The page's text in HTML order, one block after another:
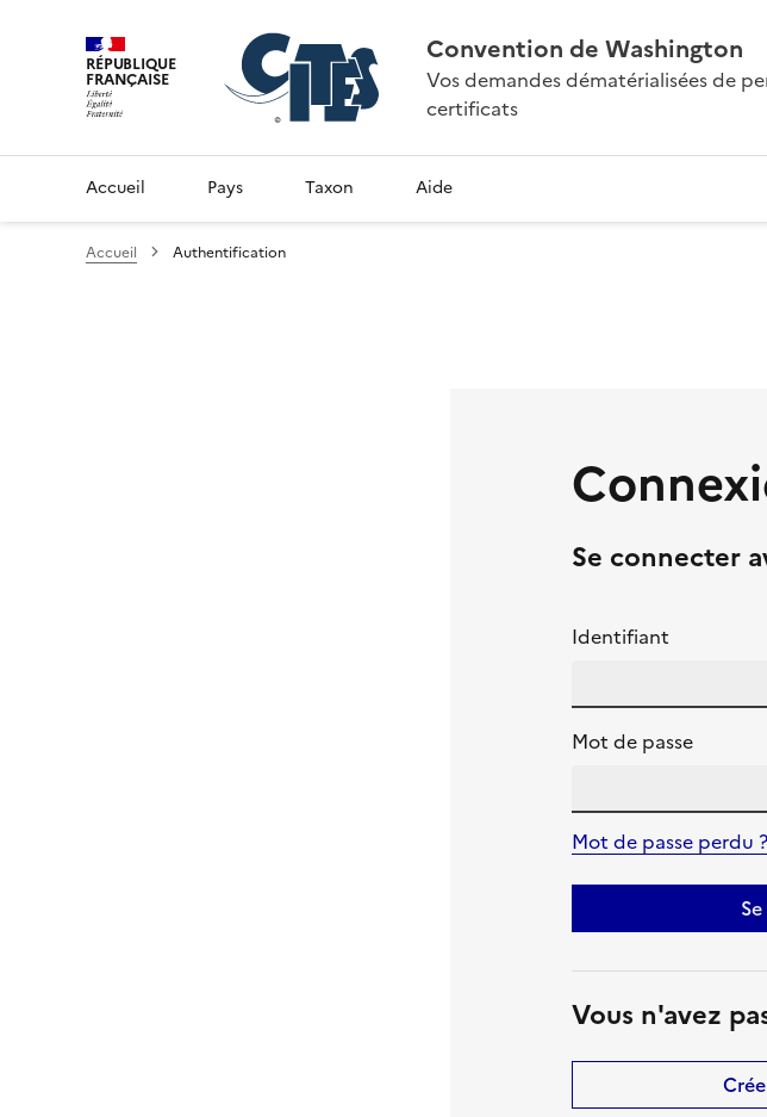
RÉPUBLIQUE
FRANÇAISE
Convention de Washington
Vos demandes dématérialisées de
certificats
Accueil Pays Taxon Aide
Accueil Authentification
Se connecter
Identifiant
Mot de passe
Mot de passe perdu ?
Vous n'avez